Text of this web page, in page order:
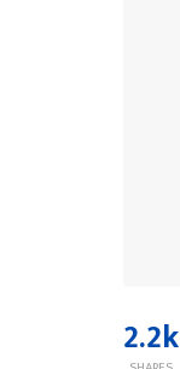
2.2k